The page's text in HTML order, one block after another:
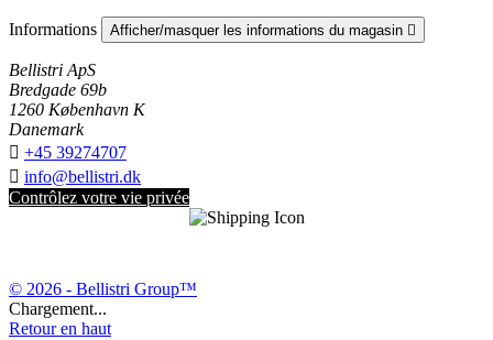
Informations Afficher/masquer les informations du magasin 
Bellistri ApS
Bredgade 69b
1260 København K
Danemark
 +45 39274707
 info@bellistri.dk
Contrôlez votre vie privée
© 2026 - Bellistri Group™
Chargement...
Retour en haut